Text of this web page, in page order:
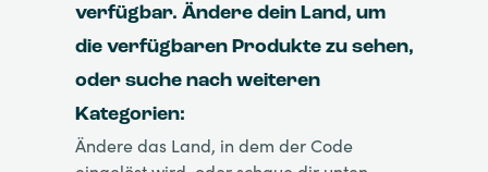
verfügbar. Ändere dein Land, um
die verfügbaren Produkte zu sehen,
oder suche nach weiteren
Kategorien:
Ändere das Land, in dem der Code